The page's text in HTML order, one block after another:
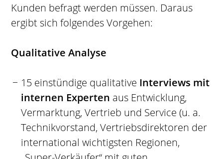
Kunden befragt werden müssen. Daraus
ergibt sich folgendes Vorgehen:
Qualitative Analyse
15 einstündige qualitative Interviews mit
internen Experten aus Entwicklung,
Vermarktung, Vertrieb und Service (u. a.
Technikvorstand, Vertriebsdirektoren der
international wichtigsten Regionen,